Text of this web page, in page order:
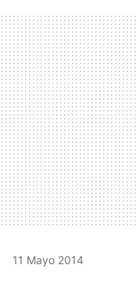
11 Mayo 2014